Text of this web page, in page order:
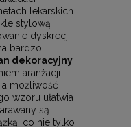
lekarskich.
stylową
dyskrecji
bardzo
dekoracyjny
aranżacji.
a możliwość
wzoru ułatwia
są
co nie tylko